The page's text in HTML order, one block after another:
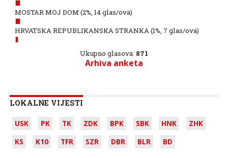
MOSTAR MOJ DOM (2%, 14 glas/ova)
HRVATSKA REPUBLIKANSKA STRANKA(1%, 7 glas/ova)
Ukupno glasova: 871
Arhiva anketa
LOKALNE VIJESTI
USK PK TK ZDK BPK SBK HNK
ZHK
KS
K10 TFR SZR DBR BLR BD